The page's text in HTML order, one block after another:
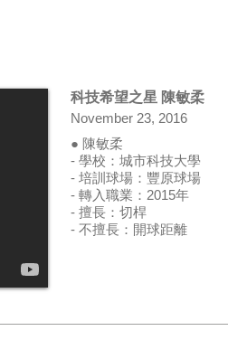
科技希望之星 陳敏柔
November 23, 2016
● 陳敏柔
- 學校：城市科技大學
- 培訓球場：豐原球場
- 轉入職業：2015年
- 擅長：切桿
- 不擅長：開球距離